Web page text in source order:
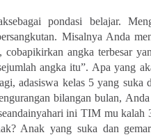
pondasi belajar.
Misalnya Anda
angka terbesar
angka itu”. Apa yang
adasiswa kelas 5 yang suka
bilangan bulan,
ini TIM mu kalah
Anak yang suka dan